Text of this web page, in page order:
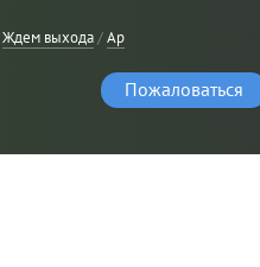
Ждем выхода/Аркады
Пожаловаться